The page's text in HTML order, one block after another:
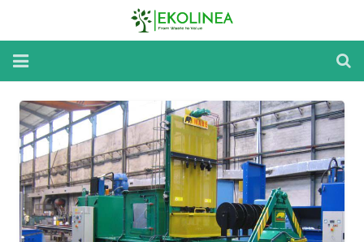
Home
Reparatii si Mentenanta
Inchirieri Utilaje
Despre utilaje